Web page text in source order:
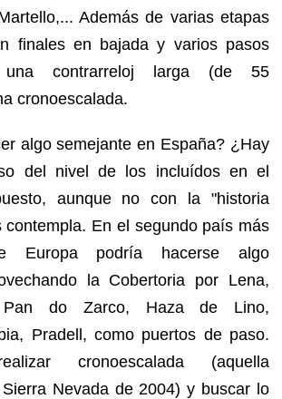
Además de varias etapas
finales en bajada y varios pasos
una contrarreloj larga (de 55
cronoescalada.
algo semejante en España? ¿Hay
del nivel de los incluídos en el
aunque no con la "historia
contempla. En el segundo país más
Europa podría hacerse algo
la Cobertoria por Lena,
do Zarco, Haza de Lino,
Pradell, como puertos de paso.
cronoescalada (aquella
Nevada de 2004) y buscar lo